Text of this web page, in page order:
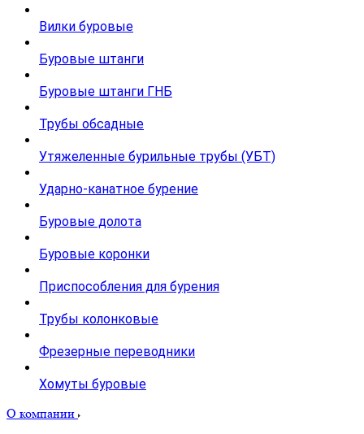
Вилки буровые
Буровые штанги
Буровые штанги ГНБ
Трубы обсадные
Утяжеленные бурильные трубы (УБТ)
Ударно-канатное бурение
Буровые долота
Буровые коронки
Приспособления для бурения
Трубы колонковые
Фрезерные переводники
Хомуты буровые
О компании